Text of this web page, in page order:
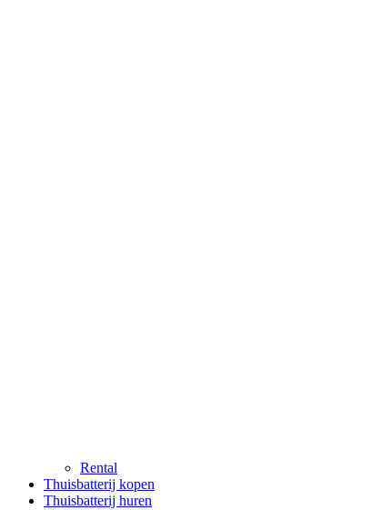
Rental
Thuisbatterij kopen
Thuisbatterij huren